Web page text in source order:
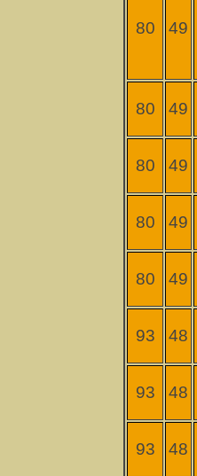
80 49
80 49
80 49
80 49
80 49
93 48
93 48
93 48